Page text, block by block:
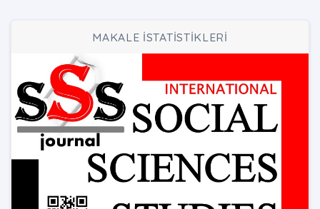
MAKALE İSTATİSTİKLERİ